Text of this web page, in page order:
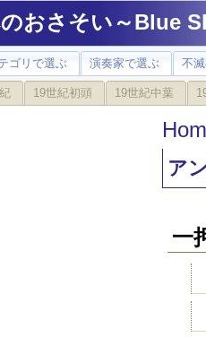
おさそい～Blue
ゴリで選ぶ 演奏家で選ぶ 不
19世紀初頭 19世紀中葉
ア
一